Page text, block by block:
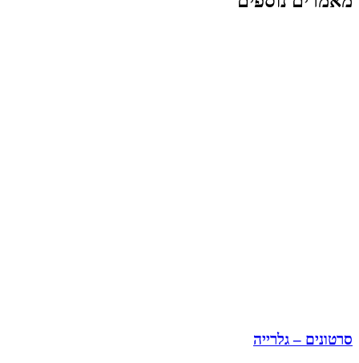
סרטונים – גלרייה